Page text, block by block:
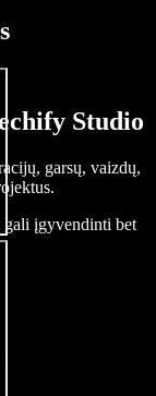
Studio
garsų, vaizdų,
įgyvendinti bet